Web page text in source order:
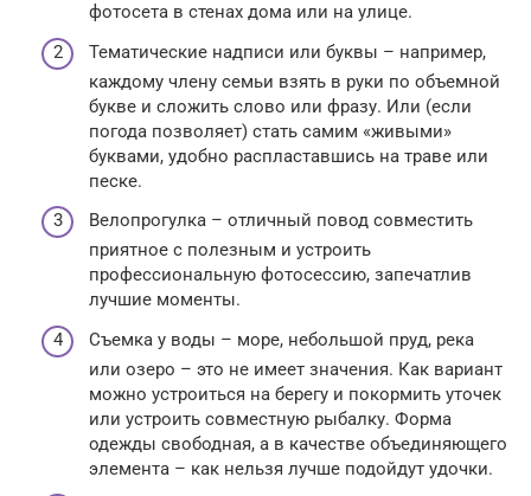
фотосета в стенах дома или на улице.
Тематические надписи или буквы – например,
каждому члену семьи взять в руки по объемной
букве и сложить слово или фразу. Или (если
погода позволяет) стать самим «живыми»
буквами, удобно распластавшись на траве или
песке.
Велопрогулка – отличный повод совместить
приятное с полезным и устроить
профессиональную фотосессию, запечатлив
лучшие моменты.
Съемка у воды – море, небольшой пруд, река
или озеро – это не имеет значения. Как вариант
можно устроиться на берегу и покормить уточек
или устроить совместную рыбалку. Форма
одежды свободная, а в качестве объединяющего
элемента – как нельзя лучше подойдут удочки.